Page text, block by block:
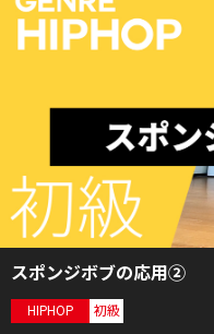
スポンジボブの応用②
HIPHOP 初級